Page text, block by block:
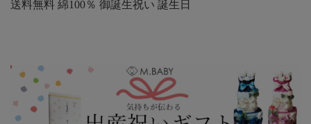
送料無料 綿100％ 御誕生祝い 誕生日